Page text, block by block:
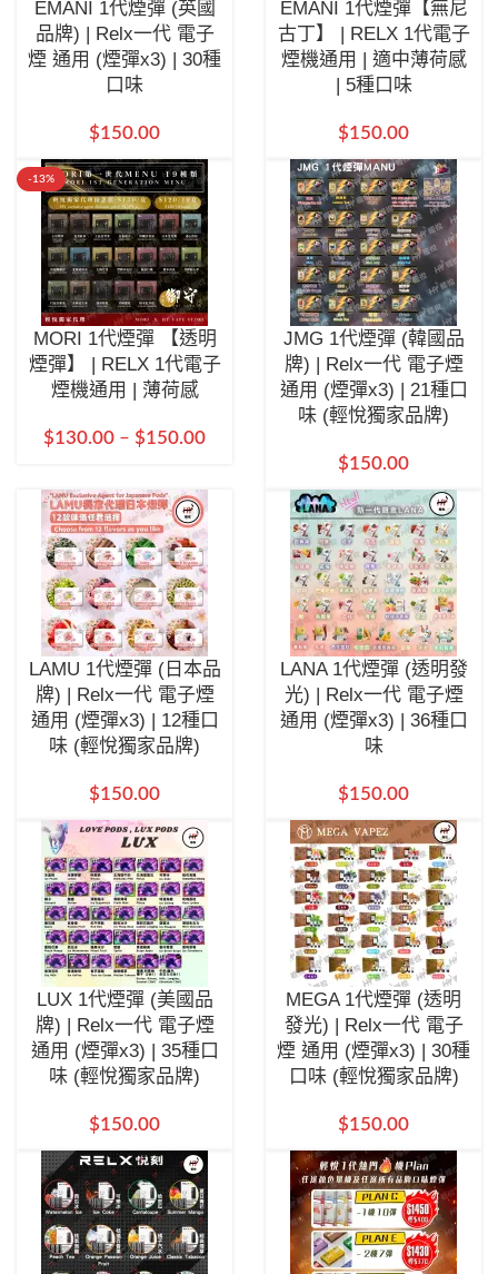
EMANI 1代煙彈 (英國
品牌) | Relx一代 電子
煙 通用 (煙彈x3) | 30種
口味
$150.00
EMANI 1代煙彈【無尼
古丁】 | RELX 1代電子
煙機通用 | 適中薄荷感
| 5種口味
$150.00
-13%
MORI 1代煙彈 【透明
煙彈】 | RELX 1代電子
煙機通用 | 薄荷感
$130.00 – $150.00
JMG 1代煙彈 (韓國品
牌) | Relx一代 電子煙
通用 (煙彈x3) | 21種口
味 (輕悅獨家品牌)
$150.00
LAMU 1代煙彈 (日本品
牌) | Relx一代 電子煙
通用 (煙彈x3) | 12種口
味 (輕悅獨家品牌)
$150.00
LANA 1代煙彈 (透明發
光) | Relx一代 電子煙
通用 (煙彈x3) | 36種口
味
$150.00
LUX 1代煙彈 (美國品
牌) | Relx一代 電子煙
通用 (煙彈x3) | 35種口
味 (輕悅獨家品牌)
$150.00
MEGA 1代煙彈 (透明
發光) | Relx一代 電子
煙 通用 (煙彈x3) | 30種
口味 (輕悅獨家品牌)
$150.00